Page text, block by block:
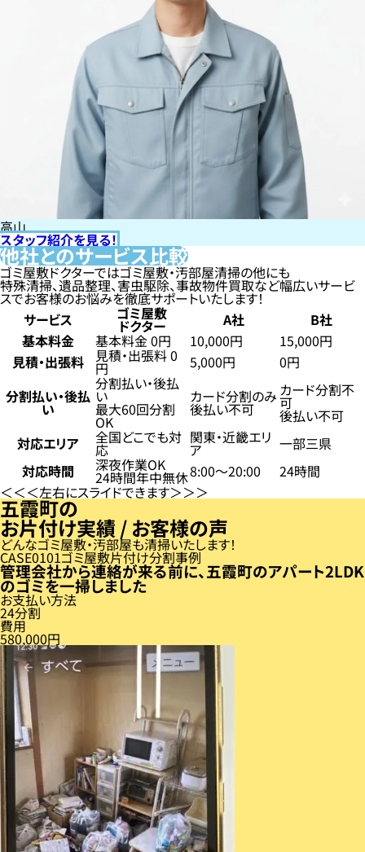
高山
スタッフ紹介を見る！
他社とのサービス比較
ゴミ屋敷ドクターではゴミ屋敷・汚部屋清掃の他にも
特殊清掃、遺品整理、害虫駆除、事故物件買取など幅広いサービ
スでお客様のお悩みを徹底サポートいたします！
サービス
ゴミ屋敷
ドクター A社
B社
基本料金
基本料金 0円 10,000円
15,000円
見積・出張料
見積・出張料 0
円 5,000円
0円
分割払い・後払
い
分割払い・後払
い
最大60回分割
OK
カード分割のみ
後払い不可
カード分割不
可
後払い不可
対応エリア
全国どこでも対
応
関東・近畿エリ
ア
一部三県
対応時間
深夜作業OK
24時間年中無休8:00〜20:00
24時間
左右にスライドできます
五霞町の
お片付け実績 / お客様の声
どんなゴミ屋敷・汚部屋も清掃いたします！
CASE 01ゴミ屋敷片付け分割事例
管理会社から連絡が来る前に、五霞町のアパート2LDK
のゴミを一掃しました
お支払い方法
24分割
費用
580,000円